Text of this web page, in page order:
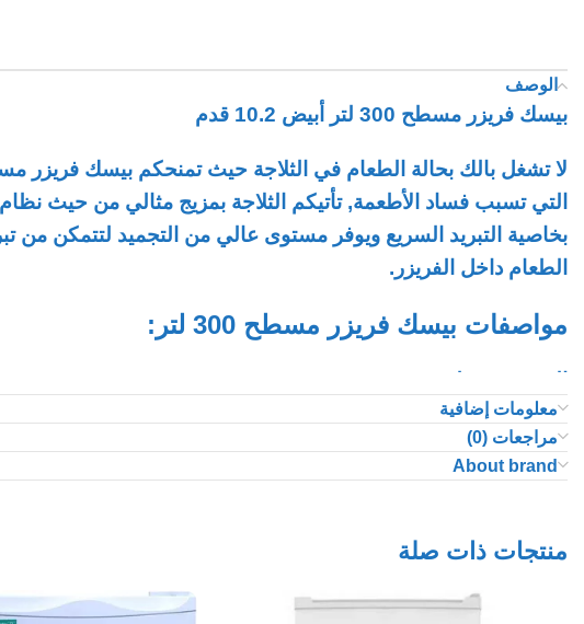
الوصف
بيسك فريزر مسطح 300 لتر أبيض 10.2 قدم
التي تسبب فساد الأطعمة, تأتيكم الثلاجة بمزيج مثالي من حيث
بخاصية التبريد السريع ويوفر مستوى عالي من التجميد لتتمكن من
الطعام داخل الفريزر.
مواصفات بيسك فريزر مسطح 300 لتر:
الحجم: 10.2 قدم
أرضي
فتحة للتصريف بعد التنظيف
خاصية التجميد السريع
خاصية مانع تكون الجليد
معلومات إضافية
مراجعات (0)
About brand
منتجات ذات صلة